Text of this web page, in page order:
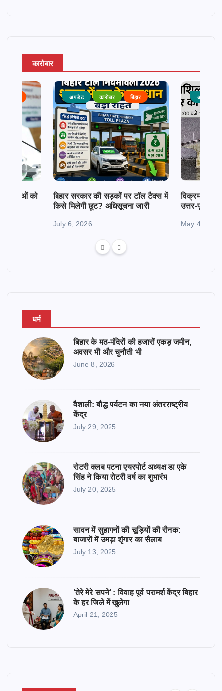
कारोबार
महिलाओं को
अपडेट कारोबार बिहार
बिहार सरकार की सड़कों पर टॉल टैक्स में
किसे मिलेगी छूट? अधिसूचना जारी
July 6, 2026
अपडेट
विक्रमशिला
उत्तर-पूर्व
May 4, 2026
धर्म
बिहार के मठ-मंदिरों की हजारों एकड़ जमीन,
अवसर भी और चुनौती भी
June 8, 2026
वैशाली: बौद्ध पर्यटन का नया अंतरराष्ट्रीय
केंद्र
July 29, 2025
रोटरी क्लब पटना एयरपोर्ट अध्यक्ष डा एके
सिंह ने किया रोटरी वर्ष का शुभारंभ
July 20, 2025
सावन में सुहागनों की चूड़ियों की रौनक:
बाजारों में उमड़ा शृंगार का सैलाब
July 13, 2025
‘तेरे मेरे सपने’ : विवाह पूर्व परामर्श केंद्र बिहार
के हर जिले में खुलेगा
April 21, 2025